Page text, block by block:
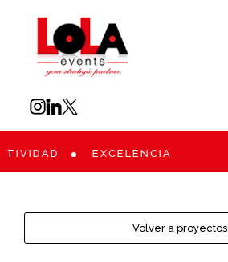
EXCELENCIA
Volver a proyectos